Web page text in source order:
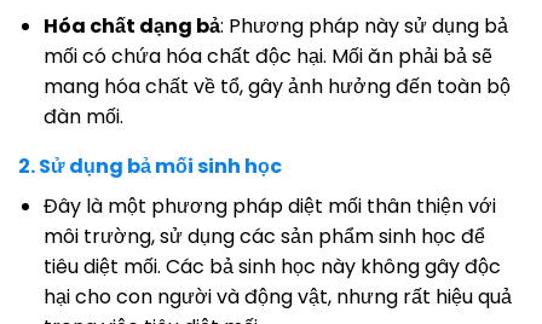
Hóa chất dạng bả: Phương pháp này sử dụng bả
mối có chứa hóa chất độc hại. Mối ăn phải bả sẽ
mang hóa chất về tổ, gây ảnh hưởng đến toàn bộ
đàn mối.
2. Sử dụng bả mối sinh học
Đây là một phương pháp diệt mối thân thiện với
môi trường, sử dụng các sản phẩm sinh học để
tiêu diệt mối. Các bả sinh học này không gây độc
hại cho con người và động vật, nhưng rất hiệu quả